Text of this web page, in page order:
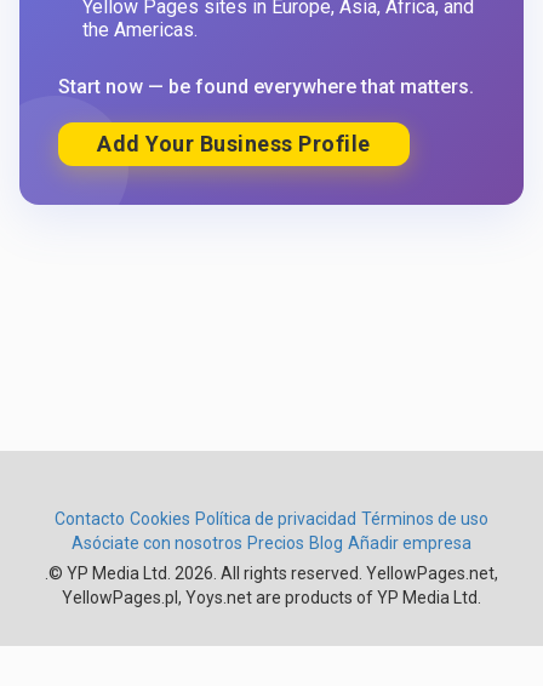
Yellow Pages sites in Europe, Asia, Africa, and
the Americas.
Start now — be found everywhere that matters.
Add Your Business Profile
Contacto Cookies Política de privacidad Términos de uso
Asóciate con nosotros Precios Blog Añadir empresa
© YP Media Ltd. 2026. All rights reserved. YellowPages.net,
YellowPages.pl, Yoys.net are products of YP Media Ltd.